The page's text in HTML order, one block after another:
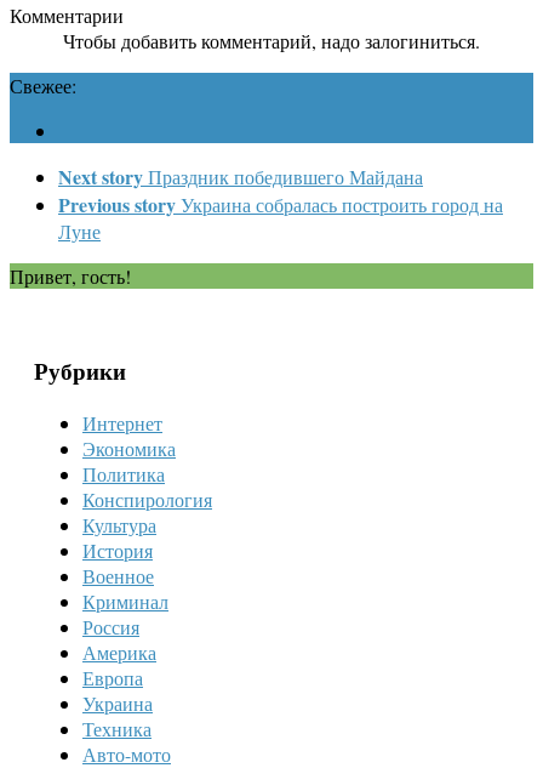
Комментарии
Чтобы добавить комментарий, надо залогиниться.
Свежее:
Next storyПраздник победившего Майдана
Previous storyУкраина собралась построить город на
Луне
Привет, гость!
Рубрики
Интернет
Экономика
Политика
Конспирология
Культура
История
Военное
Криминал
Россия
Америка
Европа
Украина
Техника
Авто-мото